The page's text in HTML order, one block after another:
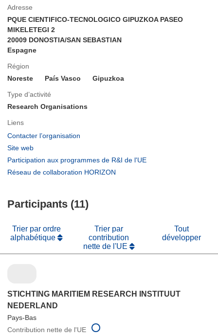
Adresse
PQUE CIENTIFICO-TECNOLOGICO GIPUZKOA PASEO
MIKELETEGI 2
20009 DONOSTIA/SAN SEBASTIAN
Espagne
Région
Noreste
País Vasco Gipuzkoa
Type d’activité
Research Organisations
Liens
Contacter l’organisation
fenêtre)
Site web
dans
une
Participation aux programmes de R&I de l'UE
Réseau de collaboration HORIZON
Participants (11)
Trier par ordre
alphabétique
Trier par
contribution
nette de l'UE
Tout
développer
STICHTING MARITIEM RESEARCH INSTITUUT
NEDERLAND
Pays-Bas
Contribution nette de l'UE